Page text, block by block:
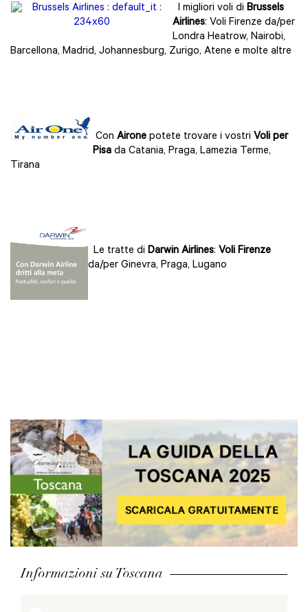
I migliori voli di Brussels
Airlines: Voli Firenze da/per
Londra Heatrow, Nairobi,
Barcellona, Madrid, Johannesburg, Zurigo, Atene e molte altre
Con Airone potete trovare i vostri Voli per
Pisa da Catania, Praga, Lamezia Terme,
Tirana
Le tratte di Darwin Airlines: Voli Firenze
da/per Ginevra, Praga, Lugano
Informazioni su Toscana